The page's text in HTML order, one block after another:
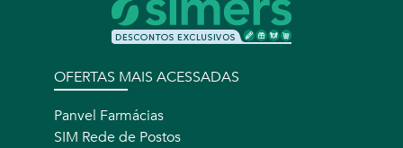
OFERTAS MAIS ACESSADAS
Panvel Farmácias
SIM Rede de Postos